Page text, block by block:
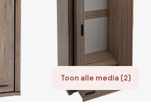
Toon alle media (2)